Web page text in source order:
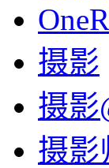
摄影
摄影
摄影